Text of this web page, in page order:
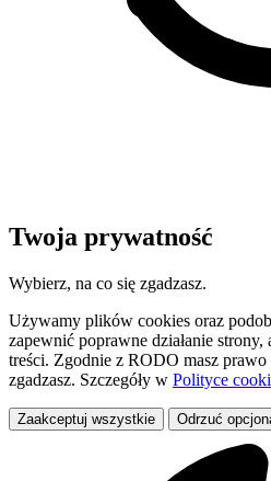
Twoja prywatność
Wybierz, na co się zgadzasz.
Używamy plików cookies oraz
zapewnić poprawne działanie
treści. Zgodnie z RODO masz
zgadzasz. Szczegóły w Polityce
Zaakceptuj wszystkie Odrzuć